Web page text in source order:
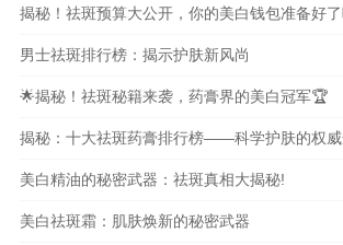
揭秘！祛斑预算大公开，你的美白钱包准备好了
男士祛斑排行榜：揭示护肤新风尚
🌟揭秘！祛斑秘籍来袭，药膏界的美白冠军🏆
揭秘：十大祛斑药膏排行榜——科学护肤的权威
美白精油的秘密武器：祛斑真相大揭秘!
美白祛斑霜：肌肤焕新的秘密武器